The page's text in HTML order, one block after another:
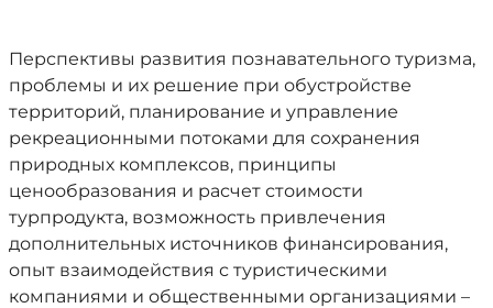
Перспективы развития познавательного туризма,
проблемы и их решение при обустройстве
территорий, планирование и управление
рекреационными потоками для сохранения
природных комплексов, принципы
ценообразования и расчет стоимости
турпродукта, возможность привлечения
дополнительных источников финансирования,
опыт взаимодействия с туристическими
компаниями и общественными организациями –